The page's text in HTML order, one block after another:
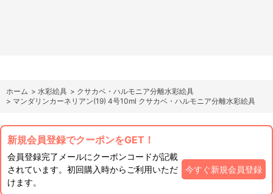
ホーム > 水彩絵具 > クサカベ・ハルモニア分離水彩絵具
> マンダリンカーネリアン(19) 4号10ml クサカベ・ハルモニア分離水彩絵具
新規会員登録でクーポンをGET！
会員登録完了メールにクーポンコードが記載
されています。初回購入時からご利用いただ
けます。
今すぐ新規会員登録